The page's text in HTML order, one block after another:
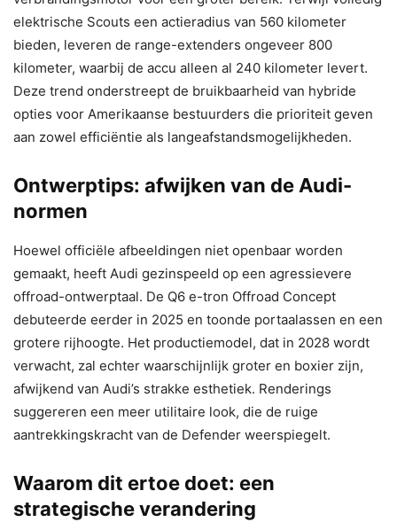
elektrische Scouts een actieradius van 560 kilometer
bieden, leveren de range-extenders ongeveer 800
kilometer, waarbij de accu alleen al 240 kilometer levert.
Deze trend onderstreept de bruikbaarheid van hybride
opties voor Amerikaanse bestuurders die prioriteit geven
aan zowel efficiëntie als langeafstandsmogelijkheden.
Ontwerptips: afwijken van de Audi-
normen
Hoewel officiële afbeeldingen niet openbaar worden
gemaakt, heeft Audi gezinspeeld op een agressievere
offroad-ontwerptaal. De Q6 e-tron Offroad Concept
debuteerde eerder in 2025 en toonde portaalassen en een
grotere rijhoogte. Het productiemodel, dat in 2028 wordt
verwacht, zal echter waarschijnlijk groter en boxier zijn,
afwijkend van Audi’s strakke esthetiek. Renderings
suggereren een meer utilitaire look, die de ruige
aantrekkingskracht van de Defender weerspiegelt.
Waarom dit ertoe doet: een
strategische verandering